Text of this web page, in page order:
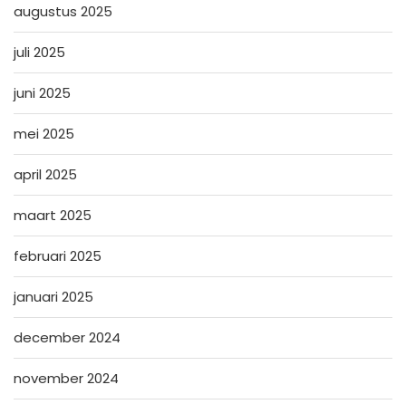
augustus 2025
juli 2025
juni 2025
mei 2025
april 2025
maart 2025
februari 2025
januari 2025
december 2024
november 2024